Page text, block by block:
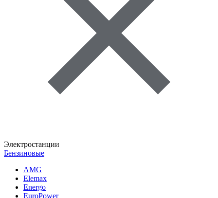
Электростанции
Бензиновые
AMG
Elemax
Energo
EuroPower